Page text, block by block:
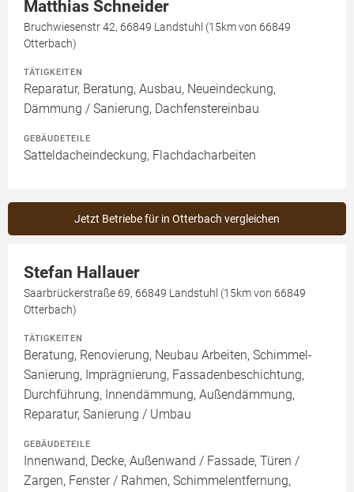
Matthias Schneider
Bruchwiesenstr 42, 66849 Landstuhl (15km von 66849
Otterbach)
TÄTIGKEITEN
Reparatur, Beratung, Ausbau, Neueindeckung,
Dämmung / Sanierung, Dachfenstereinbau
GEBÄUDETEILE
Satteldacheindeckung, Flachdacharbeiten
Jetzt Betriebe für in Otterbach vergleichen
Stefan Hallauer
Saarbrückerstraße 69, 66849 Landstuhl (15km von 66849
Otterbach)
TÄTIGKEITEN
Beratung, Renovierung, Neubau Arbeiten, Schimmel-
Sanierung, Imprägnierung, Fassadenbeschichtung,
Durchführung, Innendämmung, Außendämmung,
Reparatur, Sanierung / Umbau
GEBÄUDETEILE
Innenwand, Decke, Außenwand / Fassade, Türen /
Zargen, Fenster / Rahmen, Schimmelentfernung,